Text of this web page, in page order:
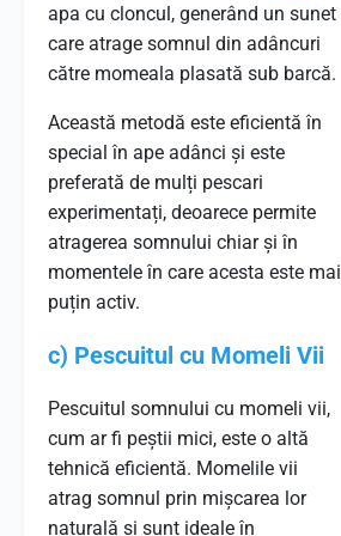
apa cu cloncul, generând un sunet
care atrage somnul din adâncuri
către momeala plasată sub barcă.
Această metodă este eficientă în
special în ape adânci și este
preferată de mulți pescari
experimentați, deoarece permite
atragerea somnului chiar și în
momentele în care acesta este mai
puțin activ.
c) Pescuitul cu Momeli Vii
Pescuitul somnului cu momeli vii,
cum ar fi peștii mici, este o altă
tehnică eficientă. Momelile vii
atrag somnul prin mișcarea lor
naturală și sunt ideale în